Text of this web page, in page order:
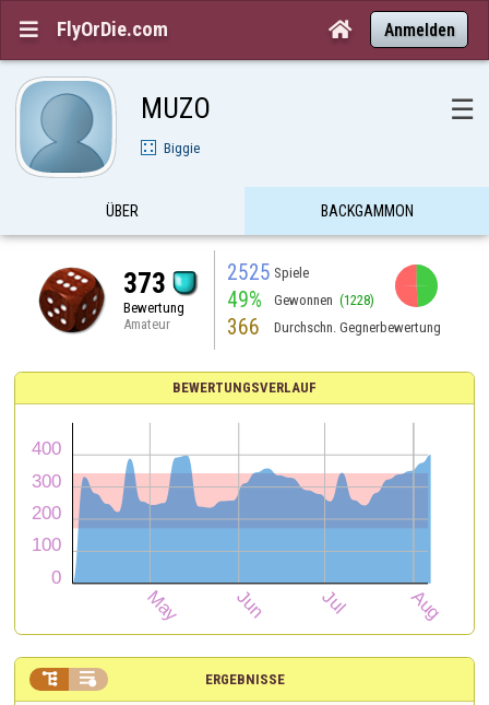
 FlyOrDie.com  Anmelden
MUZO ☰
Biggie
ÜBER BACKGAMMON
373
Bewertung
Amateur
2525 Spiele
49% Gewonnen (1228)
366 Durchschn. Gegnerbewertung
BEWERTUNGSVERLAUF
ERGEBNISSE
 